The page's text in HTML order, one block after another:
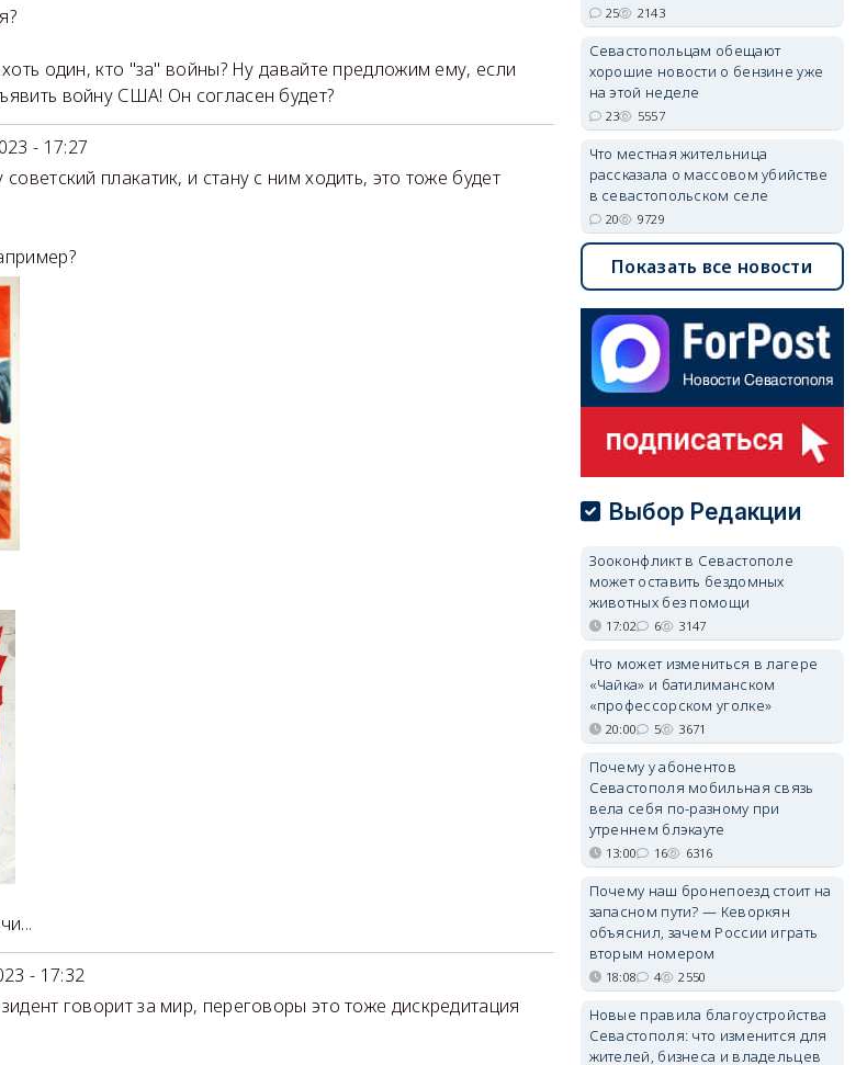
один, кто "за" войны? Ну давайте предложим ему, если
войну США! Он согласен будет?
- 17:27
плакатик, и стану с ним ходить, это тоже будет
- 17:32
говорит за мир, переговоры это тоже дискредитация
25 2143
Севастопольцам обещают
хорошие новости о бензине уже
на этой неделе
23 5557
Что местная жительница
рассказала о массовом убийстве
в севастопольском селе
20 9729
Показать все новости
Выбор Редакции
Зооконфликт в Севастополе
может оставить бездомных
животных без помощи
17:02 6 3147
Что может измениться в лагере
«Чайка» и батилиманском
«профессорском уголке»
20:00 5 3671
Почему у абонентов
Севастополя мобильная связь
вела себя по-разному при
утреннем блэкауте
13:00 16 6316
Почему наш бронепоезд стоит на
запасном пути? — Кеворкян
объяснил, зачем России играть
вторым номером
18:08 4 2550
Новые правила благоустройства
Севастополя: что изменится для
жителей, бизнеса и владельцев